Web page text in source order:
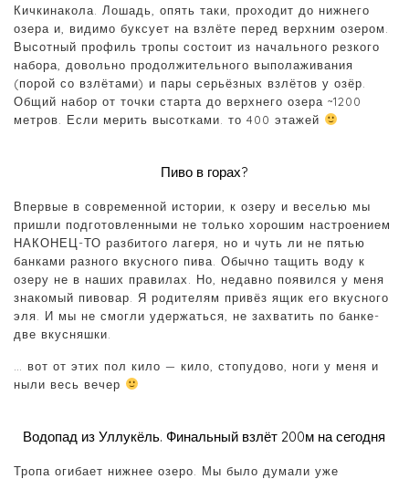
Кичкинакола. Лошадь, опять таки, проходит до нижнего
озера и, видимо буксует на взлёте перед верхним озером.
Высотный профиль тропы состоит из начального резкого
набора, довольно продолжительного выполаживания
(порой со взлётами) и пары серьёзных взлётов у озёр.
Общий набор от точки старта до верхнего озера ~1200
метров. Если мерить высотками. то 400 этажей
Пиво в горах?
Впервые в современной истории, к озеру и веселью мы
пришли подготовленными не только хорошим настроением
НАКОНЕЦ-ТО разбитого лагеря, но и чуть ли не пятью
банками разного вкусного пива. Обычно тащить воду к
озеру не в наших правилах. Но, недавно появился у меня
знакомый пивовар. Я родителям привёз ящик его вкусного
эля. И мы не смогли удержаться, не захватить по банке-
две вкусняшки.
… вот от этих пол кило — кило, стопудово, ноги у меня и
ныли весь вечер
Водопад из Уллукёль. Финальный взлёт 200м на сегодня
Тропа огибает нижнее озеро. Мы было думали уже